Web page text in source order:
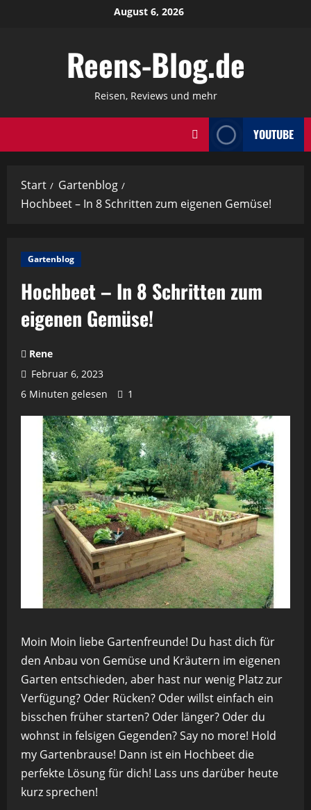
August 6, 2026
Reens-Blog.de
Reisen, Reviews und mehr
YOUTUBE
Start
Gartenblog
Hochbeet – In 8 Schritten zum eigenen Gemüse!
Gartenblog
Hochbeet – In 8 Schritten zum
eigenen Gemüse!
Rene
Februar 6, 2023
6 Minuten gelesen
1
Moin Moin liebe Gartenfreunde! Du hast dich für
den Anbau von Gemüse und Kräutern im eigenen
Garten entschieden, aber hast nur wenig Platz zur
Verfügung? Oder Rücken? Oder willst einfach ein
bisschen früher starten? Oder länger? Oder du
wohnst in felsigen Gegenden? Say no more! Hold
my Gartenbrause! Dann ist ein Hochbeet die
perfekte Lösung für dich! Lass uns darüber heute
kurz sprechen!